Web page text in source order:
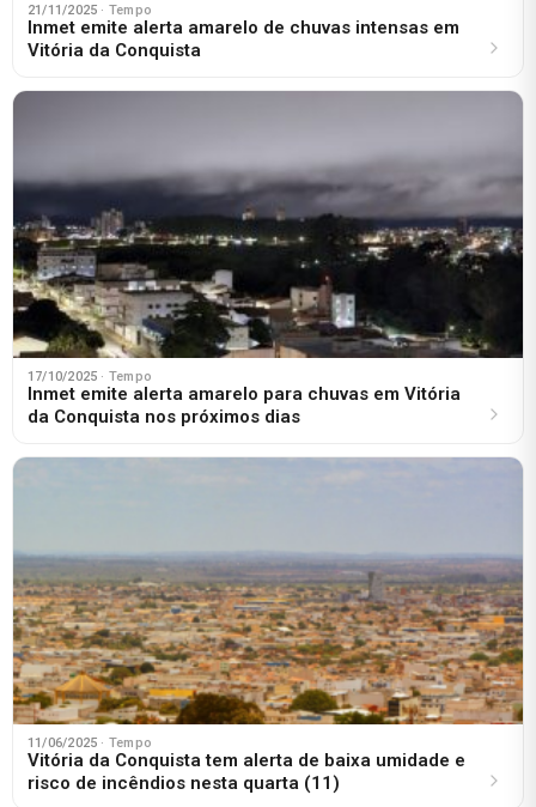
21/11/2025 · Tempo
Inmet emite alerta amarelo de chuvas intensas em
Vitória da Conquista
17/10/2025 · Tempo
Inmet emite alerta amarelo para chuvas em Vitória
da Conquista nos próximos dias
11/06/2025 · Tempo
Vitória da Conquista tem alerta de baixa umidade e
risco de incêndios nesta quarta (11)